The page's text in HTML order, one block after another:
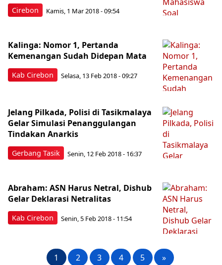
Cirebon Kamis, 1 Mar 2018 - 09:54
Kab Cirebon
Kalinga: Nomor 1, Pertanda
Kemenangan Sudah Didepan Mata
Selasa, 13 Feb 2018 - 09:27
Gerbang Tasik
Jelang Pilkada, Polisi di Tasikmalaya
Gelar Simulasi Penanggulangan
Tindakan Anarkis
Senin, 12 Feb 2018 - 16:37
Kab Cirebon
Abraham: ASN Harus Netral, Dishub
Gelar Deklarasi Netralitas
Senin, 5 Feb 2018 - 11:54
1 2 3 4 5 »